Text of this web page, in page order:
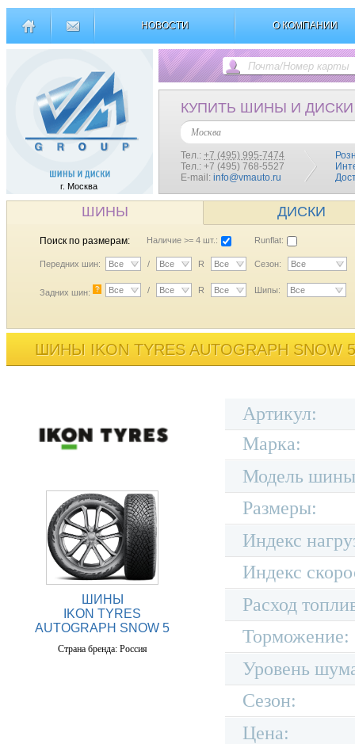
НОВОСТИ О КОМПАНИИ
г. Москва
КУПИТЬ ШИНЫ И ДИСКИ
Москва
Тел.: +7 (495) 995-7474
Тел.: +7 (495) 768-5527
E-mail: info@vmauto.ru
ШИНЫ ДИСКИ
Поиск по размерам: Наличие >= 4 шт.: Runflat:
Передних шин: Все / Все R Все Сезон: Все
Задних шин: ? Все / Все R Все Шипы: Все
ШИНЫ IKON TYRES AUTOGRAPH SNOW
ШИНЫ
IKON TYRES
AUTOGRAPH SNOW 5
Страна бренда: Россия
Артикул:
Марка:
Модель
Размеры:
Индекс
Индекс
Расход
Торможение:
Уровень
Сезон:
Цена: